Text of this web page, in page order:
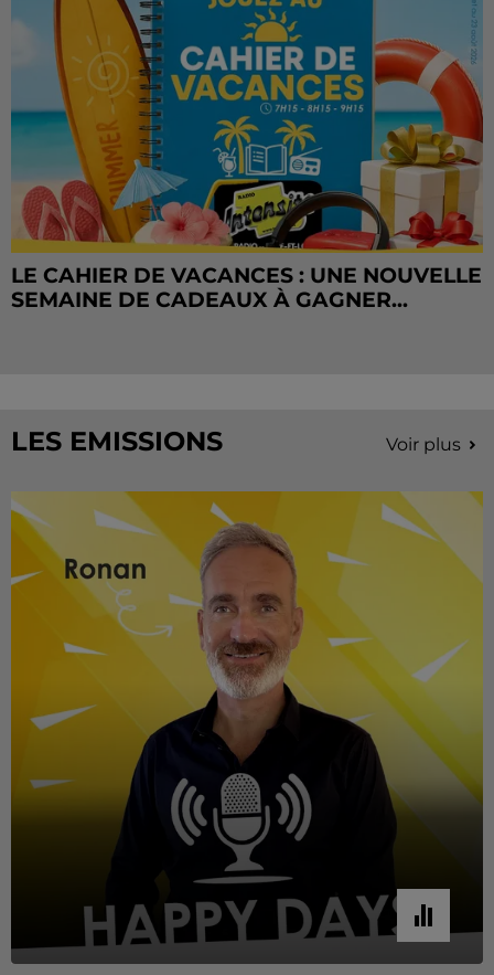
LE CAHIER DE VACANCES : UNE NOUVELLE
SEMAINE DE CADEAUX À GAGNER...
LES EMISSIONS Voir plus